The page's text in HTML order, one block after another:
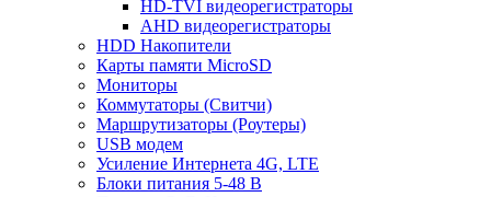
HD-TVI видеорегистраторы
AHD видеорегистраторы
HDD Накопители
Карты памяти MicroSD
Мониторы
Коммутаторы (Свитчи)
Маршрутизаторы (Роутеры)
USB модем
Усиление Интернета 4G, LTE
Блоки питания 5-48 В